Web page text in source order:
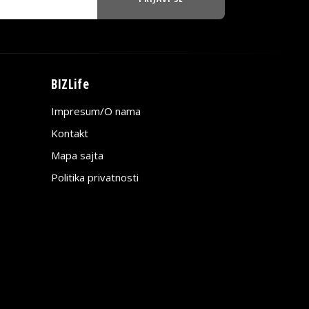
BIZLife
Impresum/O nama
Kontakt
Mapa sajta
Politika privatnosti